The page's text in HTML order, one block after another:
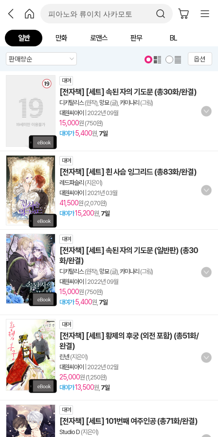
일반 만화 로맨스 판무 BL
옵션
대여
[전자책] [세트] 속된 자의 기도문 (총30화/완결)
디키탈리스(원작), 망묘(글), 카미나리 (그림)
대원씨아이
2022년 09월
15,000원 (750원)
대여가 5,400원, 7일
대여
[전자책] [세트] 흰 사슴 잉그리드 (총83화/완결)
레드파슬리 (지은이)
대원씨아이
2021년 03월
41,500원 (2,070원)
대여가15,200원, 7일
대여
[전자책] [세트] 속된 자의 기도문 (일반판) (총30
화/완결)
디키탈리스(원작), 망묘(글), 카미나리 (그림)
대원씨아이
2022년 09월
15,000원 (750원)
대여가 5,400원, 7일
대여
[전자책] [세트] 황제의 후궁 (외전 포함) (총51화/
완결)
린넨 (지은이)
대원씨아이
2022년 02월
25,000원 (1,250원)
대여가13,500원, 7일
대여
[전자책] [세트] 101번째 여주인공 (총71화/완결)
Studio D (지은이)